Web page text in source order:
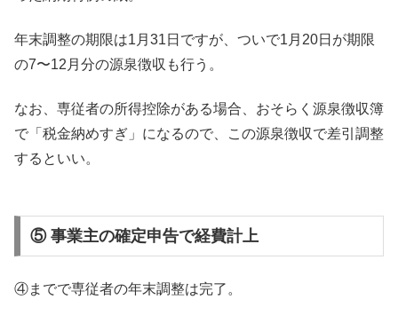
年末調整の期限は1月31日ですが、ついで1月20日が期限
の7〜12月分の源泉徴収も行う。
なお、専従者の所得控除がある場合、おそらく源泉徴収簿
で「税金納めすぎ」になるので、この源泉徴収で差引調整
するといい。
⑤ 事業主の確定申告で経費計上
④までで専従者の年末調整は完了。